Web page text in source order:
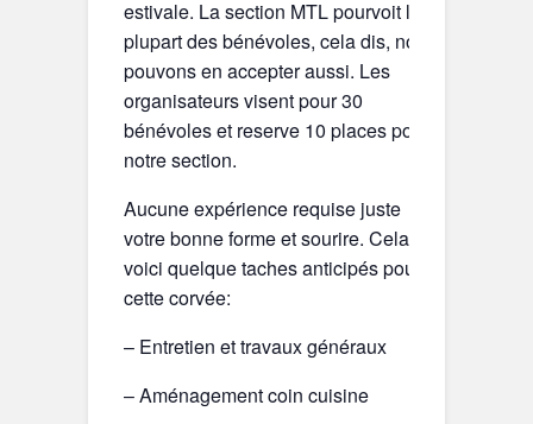
estivale. La section MTL pourvoit la
plupart des bénévoles, cela dis, nous
pouvons en accepter aussi. Les
organisateurs visent pour 30
bénévoles et reserve 10 places pour
notre section.
Aucune expérience requise juste
votre bonne forme et sourire. Cela dit,
voici quelque taches anticipés pout
cette corvée:
– Entretien et travaux généraux
– Aménagement coin cuisine